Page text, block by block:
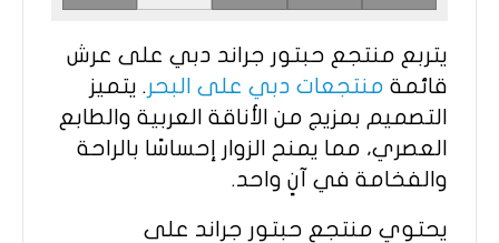
يتربع منتجع حبتور جراند دبي على عرش
قائمة منتجعات دبي على البحر. يتميز
التصميم بمزيج من الأناقة العربية والطابع
العصري، مما يمنح الزوار إحساسًا بالراحة
والفخامة في آنٍ واحد.
يحتوي منتجع حبتور جراند على